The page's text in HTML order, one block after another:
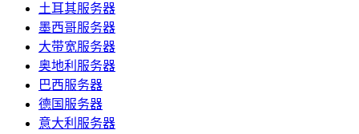
土耳其服务器
墨西哥服务器
大带宽服务器
奥地利服务器
巴西服务器
德国服务器
意大利服务器